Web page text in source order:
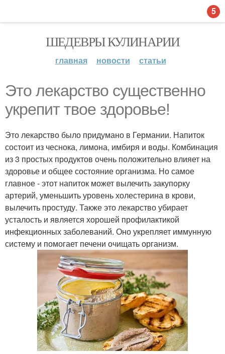
ШЕДЕВРЫ КУЛИНАРИИ
главная новости статьи
Это лекарство существенно
укрепит твое здоровье!
Это лекарство было придумано в Германии. Напиток
состоит из чеснока, лимона, имбиря и воды. Комбинация
из 3 простых продуктов очень положительно влияет на
здоровье и общее состояние организма. Но самое
главное - этот напиток может вылечить закупорку
артерий, уменьшить уровень холестерина в крови,
вылечить простуду. Также это лекарство убирает
усталость и является хорошей профилактикой
инфекционных заболеваний. Оно укрепляет иммунную
систему и помогает печени очищать организм.
5